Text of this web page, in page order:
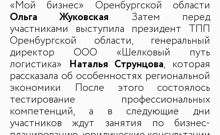
«Мой бизнес» Оренбургской области
Ольга Жуковская. Затем перед
участниками выступила президент ТПП
Оренбургской области, генеральный
директор ООО «Шелковый путь
логистика» Наталья Струнцова, которая
рассказала об особенностях региональной
экономики. После этого состоялось
тестирование профессиональных
компетенций, а в следующие дни
участников ждут занятия по бизнес-